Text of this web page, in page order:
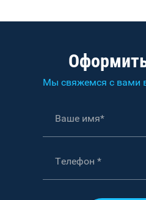
Мы свяжемся с вами